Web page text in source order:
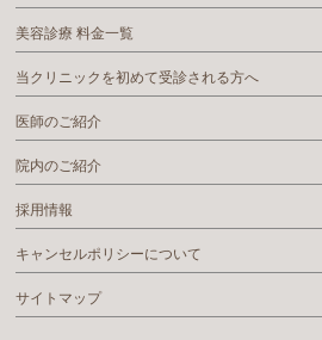
美容診療 料金一覧
当クリニックを初めて受診される方へ
医師のご紹介
院内のご紹介
採用情報
キャンセルポリシーについて
サイトマップ